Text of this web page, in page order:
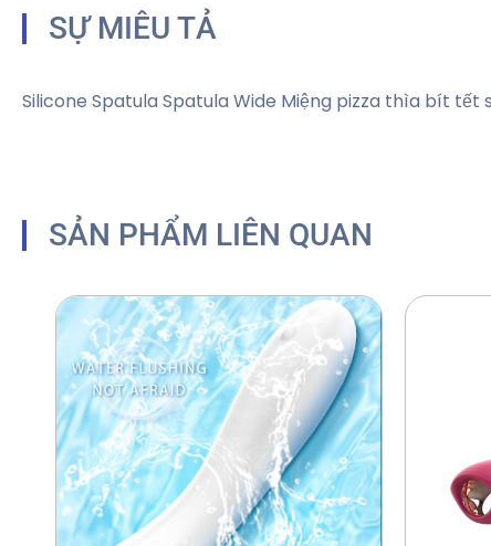
SỰ MIÊU TẢ
Silicone Spatula Spatula Wide Miệng pizza thìa bít
SẢN PHẨM LIÊN QUAN